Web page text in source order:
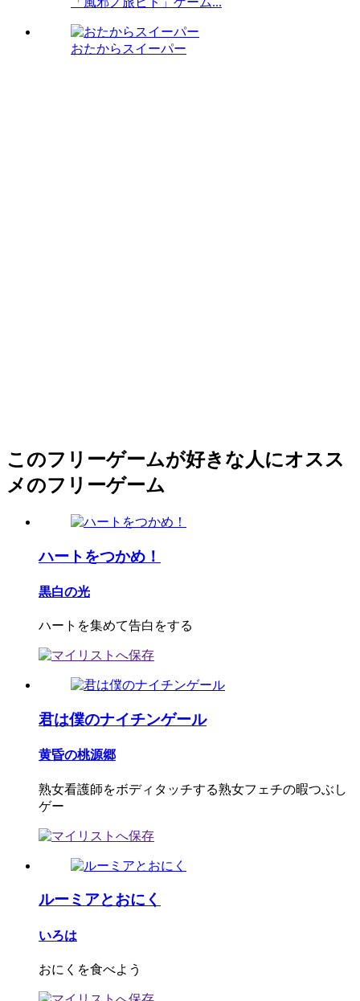
おたからスイーパー
このフリーゲームが好きな人にオスス
メのフリーゲーム
ハートをつかめ！
黒白の光
ハートを集めて告白をする
君は僕のナイチンゲール
黄昏の桃源郷
熟女看護師をボディタッチする熟女フェチの暇つぶし
ゲー
ルーミアとおにく
いろは
おにくを食べよう